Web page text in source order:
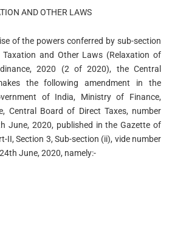
AND OTHER LAWS
of the powers conferred by sub-section
and Other Laws (Relaxation of
2020 (2 of 2020), the Central
the following amendment in the
of India, Ministry of Finance,
Central Board of Direct Taxes, number
June, 2020, published in the Gazette of
II, Section 3, Sub-section (ii), vide number
June, 2020, namely:-